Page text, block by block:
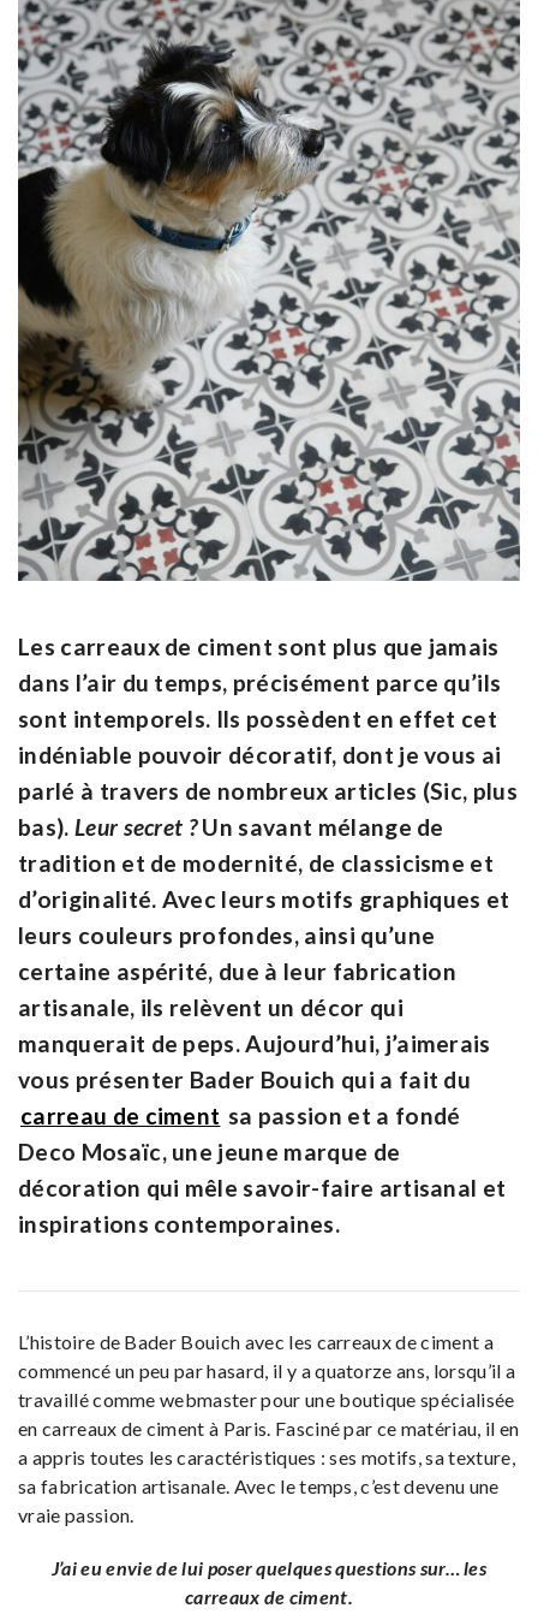
Les carreaux de ciment sont plus que jamais
dans l’air du temps, précisément parce qu’ils
sont intemporels. Ils possèdent en effet cet
indéniable pouvoir décoratif, dont je vous ai
parlé à travers de nombreux articles (Sic, plus
bas). Leur secret ?Un savant mélange de
tradition et de modernité, de classicisme et
d’originalité. Avec leurs motifs graphiques et
leurs couleurs profondes, ainsi qu’une
certaine aspérité, due à leur fabrication
artisanale, ils relèvent un décor qui
manquerait de peps. Aujourd’hui, j’aimerais
vous présenter Bader Bouich qui a fait du
carreau de ciment sa passion et a fondé
Deco Mosaïc, une jeune marque de
décoration qui mêle savoir-faire artisanal et
inspirations contemporaines.
L’histoire de Bader Bouich avec les carreaux de ciment a
commencé un peu par hasard, il y a quatorze ans, lorsqu’il a
travaillé comme webmaster pour une boutique spécialisée
en carreaux de ciment à Paris. Fasciné par ce matériau, il en
a appris toutes les caractéristiques : ses motifs, sa texture,
sa fabrication artisanale. Avec le temps, c’est devenu une
vraie passion.
J’ai eu envie de lui poser quelques questions sur… les
carreaux de ciment.